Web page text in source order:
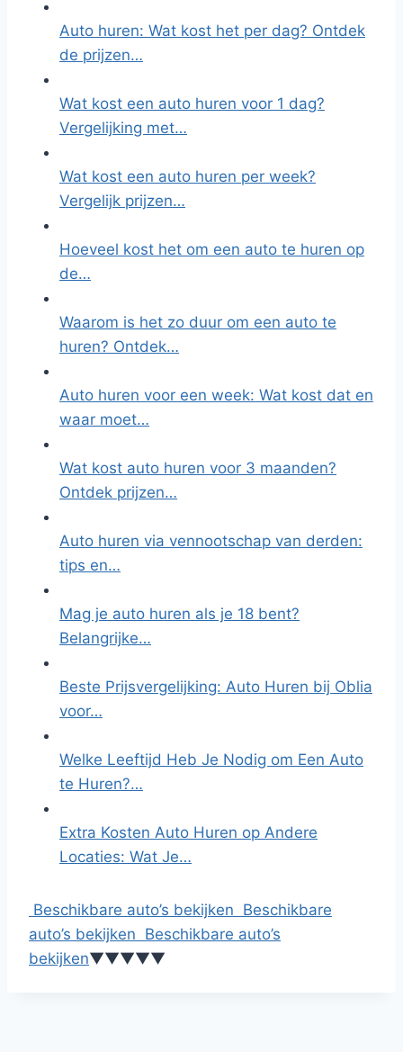
Auto huren: Wat kost het per dag? Ontdek
de prijzen…
Wat kost een auto huren voor 1 dag?
Vergelijking met…
Wat kost een auto huren per week?
Vergelijk prijzen…
Hoeveel kost het om een auto te huren op
de…
Waarom is het zo duur om een auto te
huren? Ontdek…
Auto huren voor een week: Wat kost dat en
waar moet…
Wat kost auto huren voor 3 maanden?
Ontdek prijzen…
Auto huren via vennootschap van derden:
tips en…
Mag je auto huren als je 18 bent?
Belangrijke…
Beste Prijsvergelijking: Auto Huren bij Oblia
voor…
Welke Leeftijd Heb Je Nodig om Een Auto
te Huren?…
Extra Kosten Auto Huren op Andere
Locaties: Wat Je…
Beschikbare auto’s bekijken Beschikbare
auto’s bekijken Beschikbare auto’s
bekijken▼▼▼▼▼